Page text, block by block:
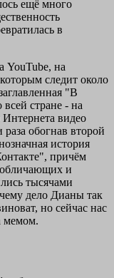
ещё много
в
YouTube, на
следит около
"В
всей стране - на
видео
обогнав второй
история
причём
обличающих и
тысячами
дело Дианы так
но сейчас нас
мемом.